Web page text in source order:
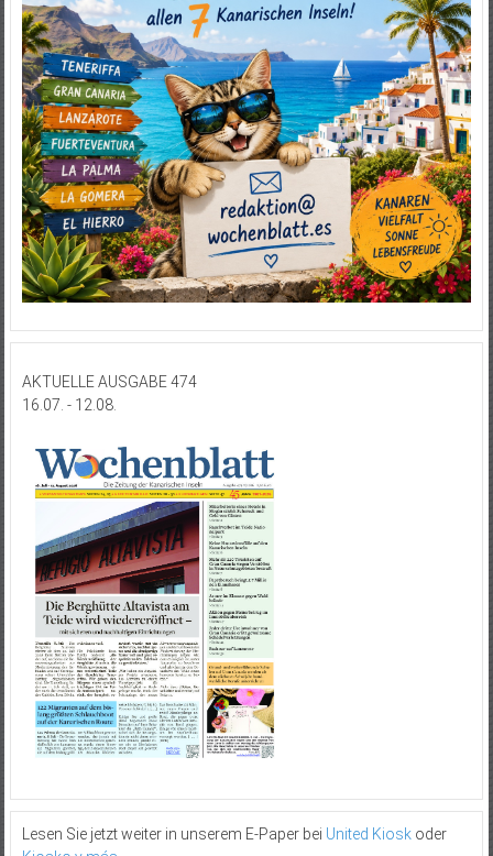
AKTUELLE AUSGABE 474
16.07. - 12.08.
Lesen Sie jetzt weiter in unserem E-Paper bei United Kioskoder